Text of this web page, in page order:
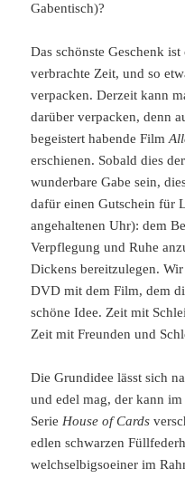
Gabentisch)?
Das schönste Geschenk
verbrachte Zeit, und so
verpacken. Derzeit kann
darüber verpacken, denn
begeistert habende Film
erschienen. Sobald dies
wunderbare Gabe sein,
dafür einen Gutschein für
angehaltenen Uhr): dem
Verpflegung und Ruhe
Dickens bereitzulegen.
DVD mit dem Film, dem
schöne Idee. Zeit mit
Zeit mit Freunden und
Die Grundidee lässt sich
und edel mag, der kann
SerieHouse of Cards
edlen schwarzen
welchselbigsoeiner im